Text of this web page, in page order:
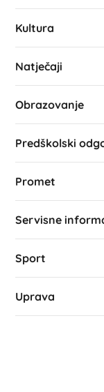
Kultura
Natječaji
Obrazovanje
Predškolski
Promet
Servisne
Sport
Uprava